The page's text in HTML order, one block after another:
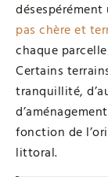
pas chère et
chaque
Certains
tranquillité,
fonction de
littoral.